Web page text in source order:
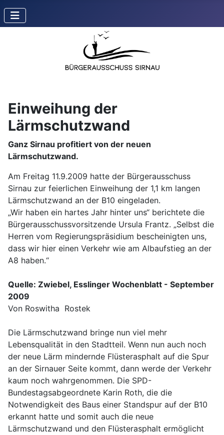
Einweihung der
Lärmschutzwand
Ganz Sirnau profitiert von der neuen
Lärmschutzwand.
Am Freitag 11.9.2009 hatte der Bürgerausschuss
Sirnau zur feierlichen Einweihung der 1,1 km langen
Lärmschutzwand an der B10 eingeladen.
„Wir haben ein hartes Jahr hinter uns“ berichtete die
Bürgerausschussvorsitzende Ursula Frantz. „Selbst die
Herren vom Regierungspräsidium bescheinigten uns,
dass wir hier einen Verkehr wie am Albaufstieg an der
A8 haben.“
Quelle: Zwiebel, Esslinger Wochenblatt - September
2009
Von Roswitha Rostek
Die Lärmschutzwand bringe nun viel mehr
Lebensqualität in den Stadtteil. Wenn nun auch noch
der neue Lärm mindernde Flüsterasphalt auf die Spur
an der Sirnauer Seite kommt, dann werde der Verkehr
kaum noch wahrgenommen. Die SPD-
Bundestagsabgeordnete Karin Roth, die die
Notwendigkeit des Baus einer Standspur auf der B10
erkannt hatte und somit auch die neue
Lärmschutzwand und den Flüsterasphalt ermöglicht